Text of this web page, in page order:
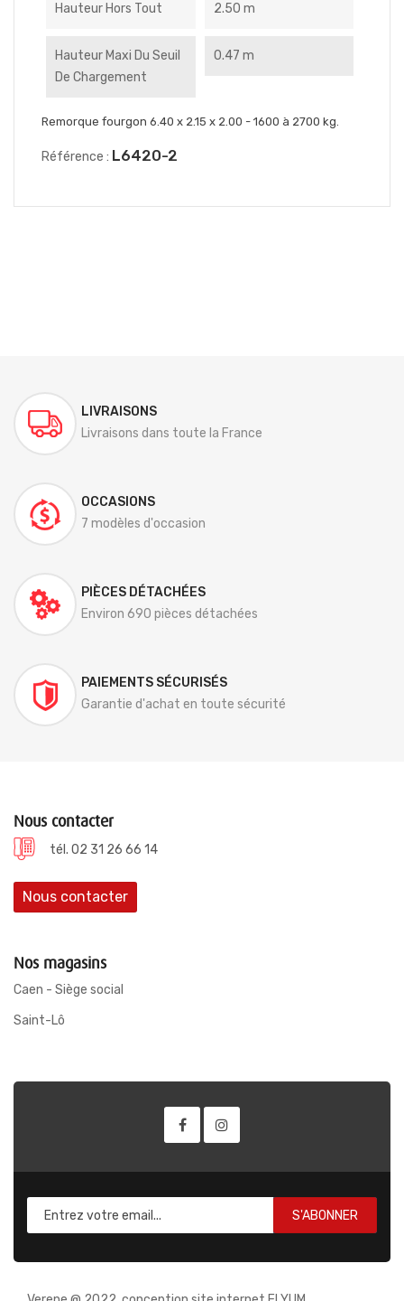
Hauteur Hors Tout 2.50 m
Hauteur Maxi Du Seuil
De Chargement
0.47 m
Remorque fourgon 6.40 x 2.15 x 2.00 - 1600 à 2700 kg.
Référence : L6420-2
LIVRAISONS
Livraisons dans toute la France
OCCASIONS
7 modèles d'occasion
PIÈCES DÉTACHÉES
Environ 690 pièces détachées
PAIEMENTS SÉCURISÉS
Garantie d'achat en toute sécurité
Nous contacter
tél. 02 31 26 66 14
Nous contacter
Nos magasins
Caen - Siège social
Saint-Lô
S'ABONNER